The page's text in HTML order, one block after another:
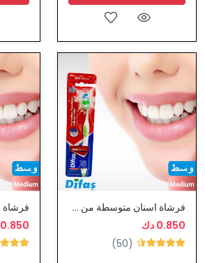
فرشاة اسنان متوسطة من ديفاس
0.850 دك
(50)
0.850 دك